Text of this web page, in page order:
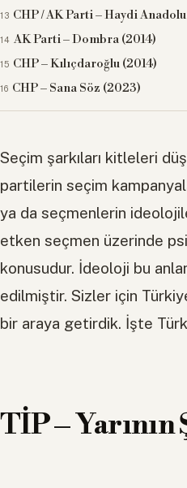
CHP / AK Parti – Haydi
AK Parti – Dombra (2014)
CHP – Kılıçdaroğlu (2014)
CHP – Sana Söz (2023)
Seçim şarkıları kitleleri
partilerin seçim
ya da seçmenlerin
etken seçmen üzerinde
konusudur. İdeoloji bu
edilmiştir. Sizler için
bir araya getirdik. İşte
TİP – Yarının